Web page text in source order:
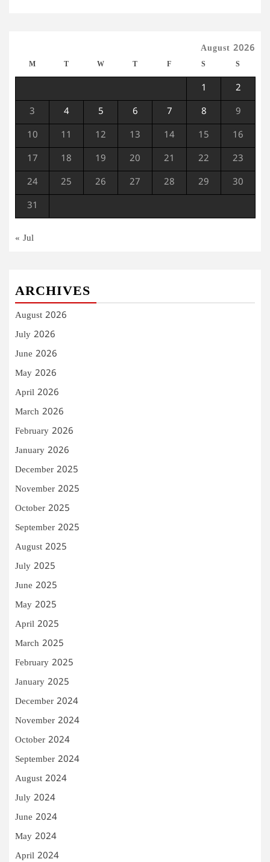
August 2026
M T W T F S S
1 2
3 4 5 6 7 8 9
10 11 12 13 14 15 16
17 18 19 20 21 22 23
24 25 26 27 28 29 30
31
« Jul
ARCHIVES
August 2026
July 2026
June 2026
May 2026
April 2026
March 2026
February 2026
January 2026
December 2025
November 2025
October 2025
September 2025
August 2025
July 2025
June 2025
May 2025
April 2025
March 2025
February 2025
January 2025
December 2024
November 2024
October 2024
September 2024
August 2024
July 2024
June 2024
May 2024
April 2024